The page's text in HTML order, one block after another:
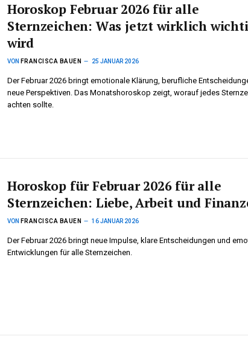
Horoskop Februar 2026 für alle
Sternzeichen: Was jetzt wirklich
wird
VON FRANCISCA BAUEN 25 JANUAR 2026
Der Februar 2026 bringt emotionale Klärung, berufliche
neue Perspektiven. Das Monatshoroskop zeigt, worauf jedes
achten sollte.
Horoskop für Februar 2026 für alle
Sternzeichen: Liebe, Arbeit und
VON FRANCISCA BAUEN 16 JANUAR 2026
Der Februar 2026 bringt neue Impulse, klare Entscheidungen und
Entwicklungen für alle Sternzeichen.